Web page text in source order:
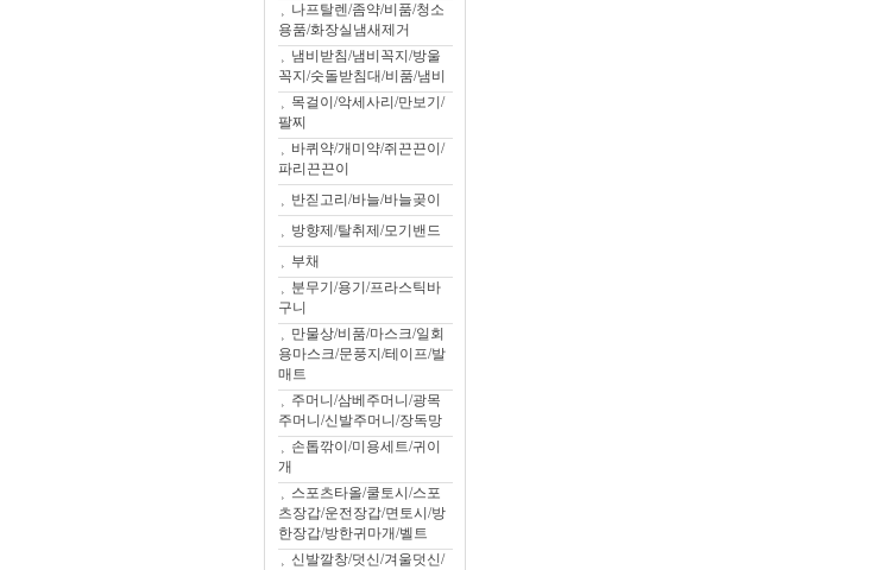
나프탈렌/좀약/비품/청소
용품/화장실냄새제거
냄비받침/냄비꼭지/방울
꼭지/숫돌받침대/비품/냄비
목걸이/악세사리/만보기/
팔찌
바퀴약/개미약/쥐끈끈이/
파리끈끈이
반짇고리/바늘/바늘곶이
방향제/탈취제/모기밴드
부채
분무기/용기/프라스틱바
구니
만물상/비품/마스크/일회
용마스크/문풍지/테이프/발
매트
주머니/삼베주머니/광목
주머니/신발주머니/장독망
손톱깎이/미용세트/귀이
개
스포츠타올/쿨토시/스포
츠장갑/운전장갑/면토시/방
한장갑/방한귀마개/벨트
신발깔창/덧신/겨울덧신/